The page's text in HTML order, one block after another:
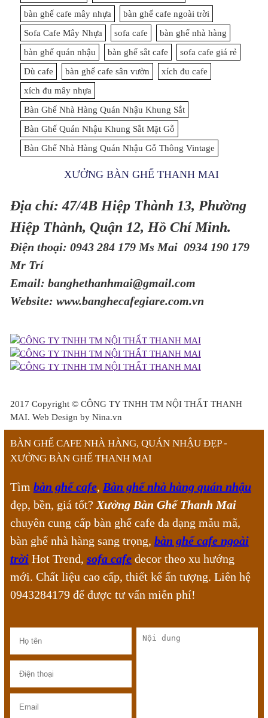
bàn ghế cafe mây nhựa
bàn ghế cafe ngoài trời
Sofa Cafe Mây Nhựa
sofa cafe
bàn ghế nhà hàng
bàn ghế quán nhậu
bàn ghế sắt cafe
sofa cafe giá rẻ
Dù cafe
bàn ghế cafe sân vườn
xích đu cafe
xích đu mây nhựa
Bàn Ghế Nhà Hàng Quán Nhậu Khung Sắt
Bàn Ghế Quán Nhậu Khung Sắt Mặt Gỗ
Bàn Ghế Nhà Hàng Quán Nhậu Gỗ Thông Vintage
XƯỞNG BÀN GHẾ THANH MAI
Địa chỉ: 47/4B Hiệp Thành 13, Phường
Hiệp Thành, Quận 12, Hồ Chí Minh.
Điện thoại: 0943 284 179 Ms Mai 0934 190 179
Mr Trí
Email: banghethanhmai@gmail.com
Website: www.banghecafegiare.com.vn
2017 Copyright © CÔNG TY TNHH TM NỘI THẤT THANH
MAI. Web Design by Nina.vn
BÀN GHẾ CAFE NHÀ HÀNG, QUÁN NHẬU ĐẸP -
XƯỞNG BÀN GHẾ THANH MAI
Tìm bàn ghế cafe, Bàn ghế nhà hàng quán nhậu
đẹp, bền, giá tốt? Xưởng Bàn Ghế Thanh Mai
chuyên cung cấp bàn ghế cafe đa dạng mẫu mã,
bàn ghế nhà hàng sang trọng, bàn ghế cafe ngoài
trờiHot Trend, sofa cafedecor theo xu hướng
mới. Chất liệu cao cấp, thiết kế ấn tượng. Liên hệ
0943284179 để được tư vấn miễn phí!